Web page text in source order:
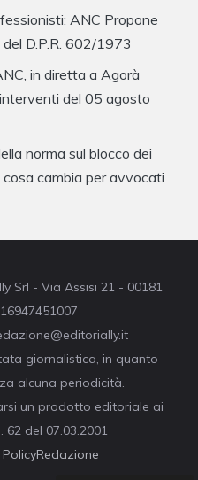
ANC Propone
D.P.R. 602/1973
in diretta a Agorà
del 05 agosto
norma sul blocco dei
cambia per avvocati
Srl - Via Assisi 21 - 00181
giornalistica, in quanto
alcuna periodicità.
un prodotto editoriale ai
62 del 07.03.2001
Redazione